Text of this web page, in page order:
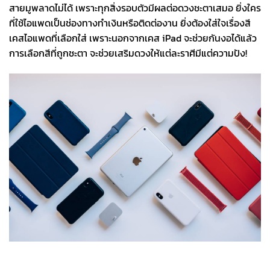
สายมูพลาดไม่ได้ เพราะทุกสิ่งรอบตัวมีผลต่อดวงชะตาเสมอ ยิ่งใคร
ที่ใช้ไอแพดเป็นช่องทางทำเงินหรือติดต่องาน ยิ่งต้องใส่ใจเรื่องสี
เคสไอแพดที่เลือกใส่ เพราะนอกจากเคส iPad จะช่วยกันงอได้แล้ว
การเลือกสีที่ถูกชะตา จะช่วยเสริมดวงให้แต่ละราศีมีแต่ความปัง!